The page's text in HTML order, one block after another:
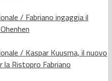
/ Fabriano ingaggia il
/ Kaspar Kuusma, il nuovo
la Ristopro Fabriano